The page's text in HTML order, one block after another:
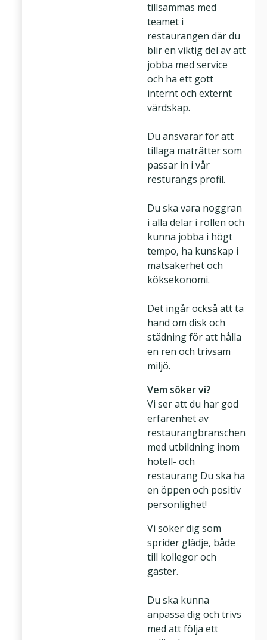
tillsammas med
teamet i
restaurangen där du
blir en viktig del av att
jobba med service
och ha ett gott
internt och externt
värdskap.
Du ansvarar för att
tillaga maträtter som
passar in i vår
resturangs profil.
Du ska vara noggran
i alla delar i rollen och
kunna jobba i högt
tempo, ha kunskap i
matsäkerhet och
köksekonomi.
Det ingår också att ta
hand om disk och
städning för att hålla
en ren och trivsam
miljö.
Vem söker vi?
Vi ser att du har god
erfarenhet av
restaurangbranschen
med utbildning inom
hotell- och
restaurang Du ska ha
en öppen och positiv
personlighet!
Vi söker dig som
sprider glädje, både
till kollegor och
gäster.
Du ska kunna
anpassa dig och trivs
med att följa ett